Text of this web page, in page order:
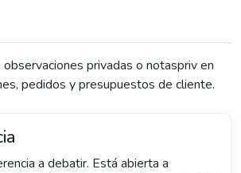
privadas o notaspriv en
pedidos y presupuestos de cliente.
a debatir. Está abierta a